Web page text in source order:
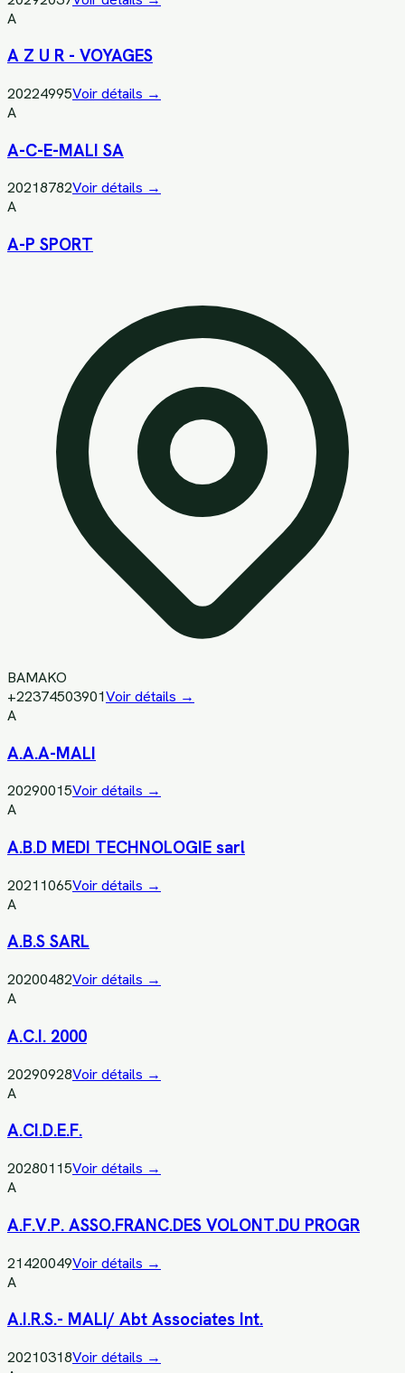
A
A Z U R - VOYAGES
20224995Voir détails →
A
A-C-E-MALI SA
20218782Voir détails →
A
A-P SPORT
BAMAKO
+22374503901Voir détails →
A
A.A.A-MALI
20290015Voir détails →
A
A.B.D MEDI TECHNOLOGIE sarl
20211065Voir détails →
A
A.B.S SARL
20200482Voir détails →
A
A.C.I. 2000
20290928Voir détails →
A
A.CI.D.E.F.
20280115Voir détails →
A
A.F.V.P. ASSO.FRANC.DES VOLONT.DU PROGR
21420049Voir détails →
A
A.I.R.S.- MALI/ Abt Associates Int.
20210318Voir détails →